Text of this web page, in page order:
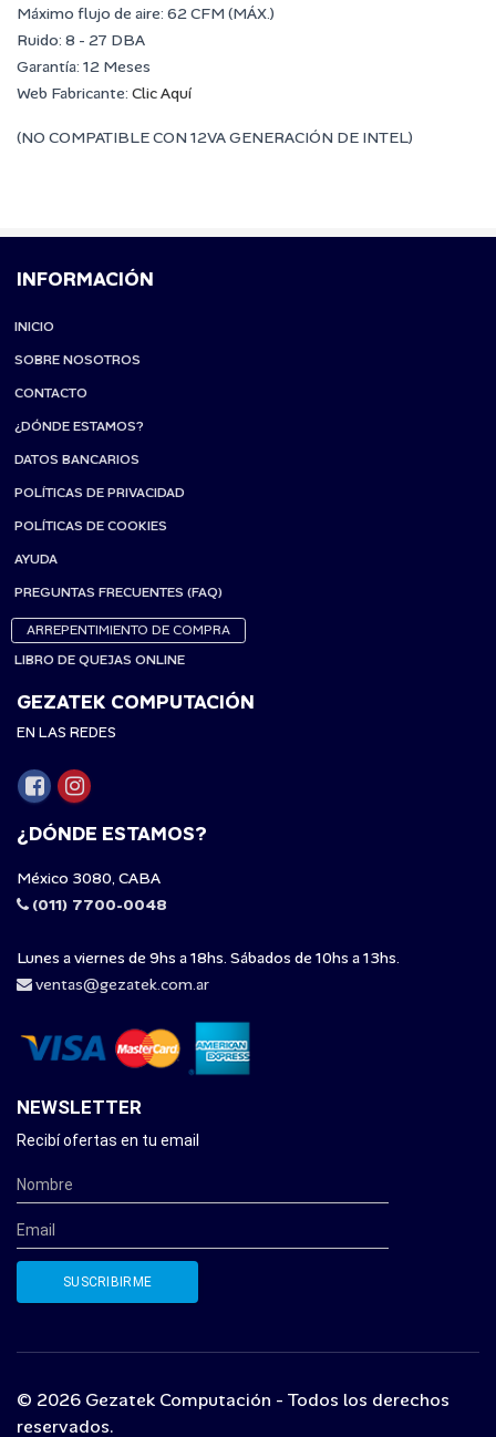
Máximo flujo de aire: 62 CFM (MÁX.)
Ruido: 8 - 27 DBA
Garantía: 12 Meses
Web Fabricante: Clic Aquí
(NO COMPATIBLE CON 12VA GENERACIÓN DE INTEL)
INFORMACIÓN
INICIO
SOBRE NOSOTROS
CONTACTO
¿DÓNDE ESTAMOS?
DATOS BANCARIOS
POLÍTICAS DE PRIVACIDAD
POLÍTICAS DE COOKIES
AYUDA
PREGUNTAS FRECUENTES (FAQ)
ARREPENTIMIENTO DE COMPRA
LIBRO DE QUEJAS ONLINE
GEZATEK COMPUTACIÓN
EN LAS REDES
¿DÓNDE ESTAMOS?
México 3080, CABA
(011) 7700-0048
Lunes a viernes de 9hs a 18hs. Sábados de 10hs a 13hs.
ventas@gezatek.com.ar
NEWSLETTER
Recibí ofertas en tu email
© 2026 Gezatek Computación - Todos los derechos
reservados.